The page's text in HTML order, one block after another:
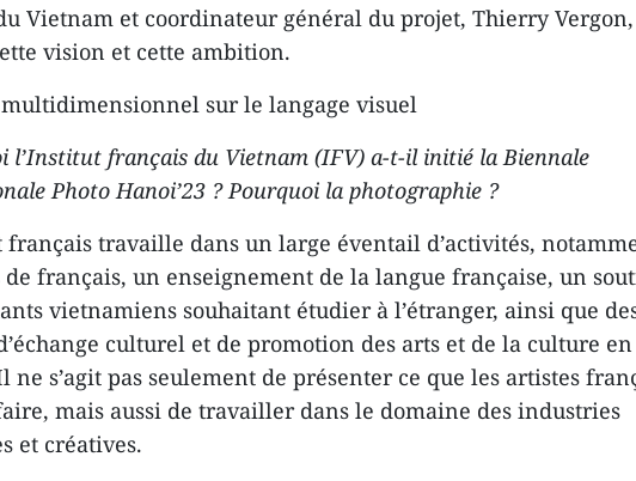
Vietnam et coordinateur général du projet, Thierry
vision et cette ambition.
sur le langage visuel
l’Institut français du Vietnam (IFV) a-t-il initié la Biennale
Photo Hanoi’23 ? Pourquoi la photographie ?
français travaille dans un large éventail d’activités,
de français, un enseignement de la langue française, un
vietnamiens souhaitant étudier à l’étranger, ainsi que
culturel et de promotion des arts et de la culture en
ne s’agit pas seulement de présenter ce que les artistes
mais aussi de travailler dans le domaine des industries
et créatives.